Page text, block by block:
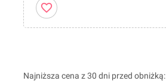
favorite_border
Najniższa cena z 30 dni przed obniżką: